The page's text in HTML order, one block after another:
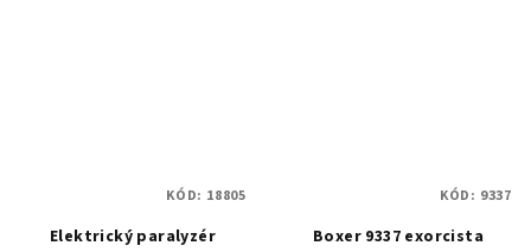
Elektrický paralyzér
KÓD: 18805
Boxer 9337 exorcista
KÓD: 9337